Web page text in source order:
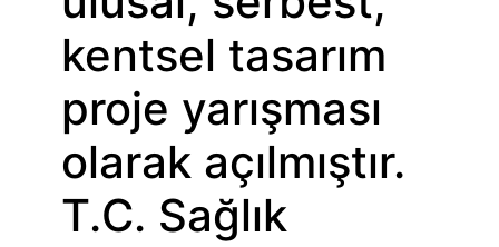
kentsel tasarım
proje yarışması
olarak açılmıştır.
T.C. Sağlık